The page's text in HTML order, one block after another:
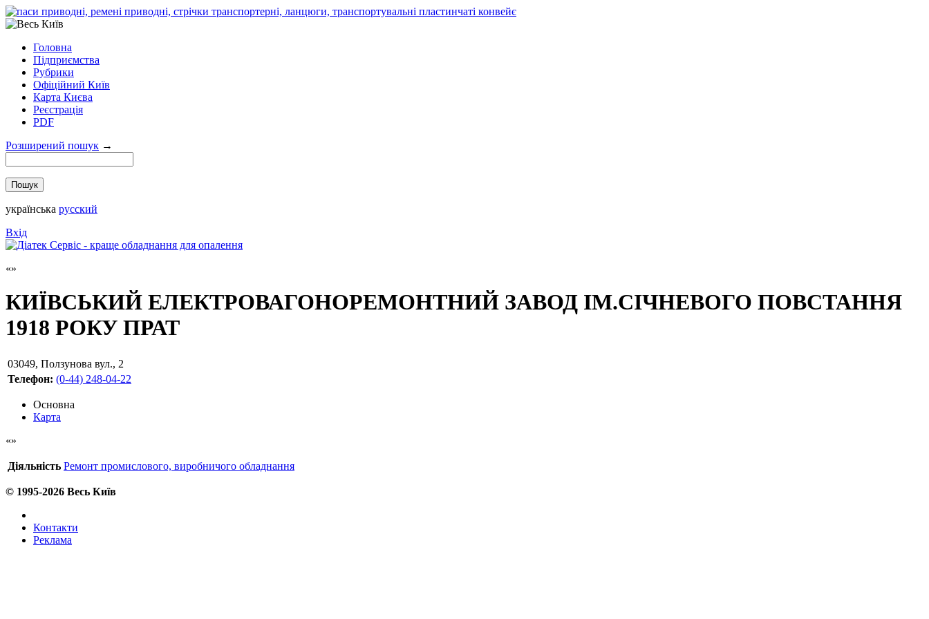
Головна
Підприємства
Рубрики
Офіційний Київ
Карта Києва
Реєстрація
PDF
Розширений пошук →
українська русский
Вхід
КИЇВСЬКИЙ ЕЛЕКТРОВАГОНОРЕМОНТНИЙ ЗАВОД ІМ.СІЧНЕВОГО ПОВСТАННЯ
1918 РОКУ ПРАТ
03049, Ползунова вул., 2
Телефон: (0-44) 248-04-22
Основна
Карта
Діяльність Ремонт промислового, виробничого обладнання
© 1995-2026 Весь Київ
Контакти
Реклама